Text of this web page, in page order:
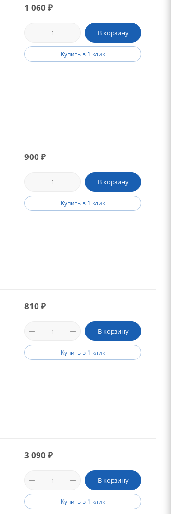
1 060 ₽
В корзину
Купить в 1 клик
900 ₽
В корзину
Купить в 1 клик
810 ₽
В корзину
Купить в 1 клик
3 090 ₽
В корзину
Купить в 1 клик